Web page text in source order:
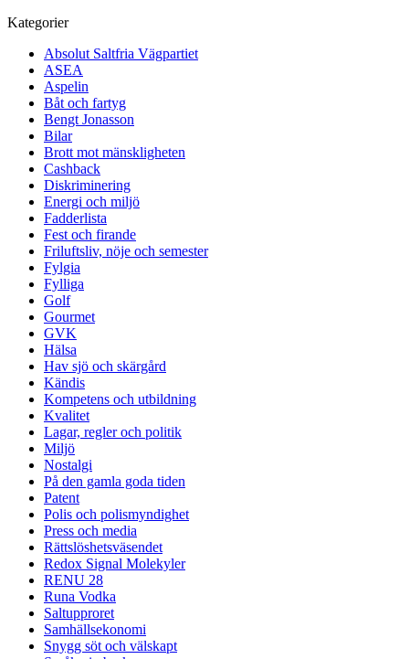
Kategorier
Absolut Saltfria Vägpartiet
ASEA
Aspelin
Båt och fartyg
Bengt Jonasson
Bilar
Brott mot mänskligheten
Cashback
Diskriminering
Energi och miljö
Fadderlista
Fest och firande
Friluftsliv, nöje och semester
Fylgia
Fylliga
Golf
Gourmet
GVK
Hälsa
Hav sjö och skärgård
Kändis
Kompetens och utbildning
Kvalitet
Lagar, regler och politik
Miljö
Nostalgi
På den gamla goda tiden
Patent
Polis och polismyndighet
Press och media
Rättslöshetsväsendet
Redox Signal Molekyler
RENU 28
Runa Vodka
Saltupproret
Samhällsekonomi
Snygg söt och välskapt